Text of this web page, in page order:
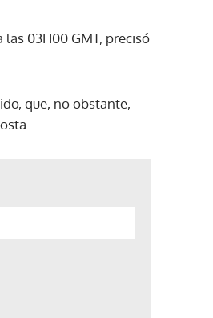
03H00 GMT, precisó
que, no obstante,